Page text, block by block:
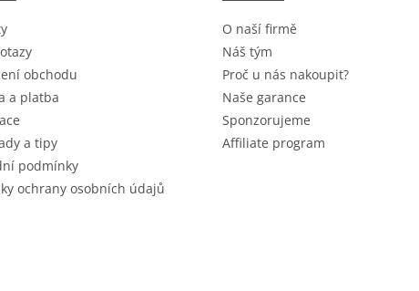
obchodu
a platba
a tipy
podmínky
ochrany osobních údajů
O naší firmě
Náš tým
Proč u nás nakoupit?
Naše garance
Sponzorujeme
Affiliate program